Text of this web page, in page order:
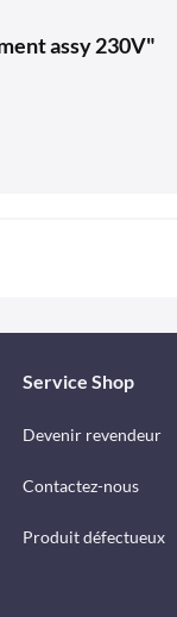
assy 230V"
Service Shop
Devenir revendeur
Contactez-nous
Produit défectueux